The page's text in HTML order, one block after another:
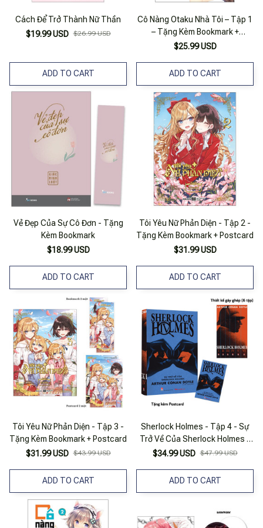
Cách Để Trở Thành Nữ Thần
$19.99 USD $26.99 USD
ADD TO CART
Cô Nàng Otaku Nhà Tôi – Tập 1
– Tặng Kèm Bookmark +
Postcard + Phong Bì Thư Otaku
$25.99 USD
ADD TO CART
Vẻ Đẹp Của Sự Cô Đơn - Tặng
Kèm Bookmark
$18.99 USD
ADD TO CART
Tôi Yêu Nữ Phản Diện - Tập 2 -
Tặng Kèm Bookmark + Postcard
$31.99 USD
ADD TO CART
Tôi Yêu Nữ Phản Diện - Tập 3 -
Tặng Kèm Bookmark + Postcard
$31.99 USD $43.99 USD
ADD TO CART
Sherlock Holmes - Tập 4 - Sự
Trở Về Của Sherlock Holmes -
Tặng Kèm Postcard
$34.99 USD $47.99 USD
ADD TO CART